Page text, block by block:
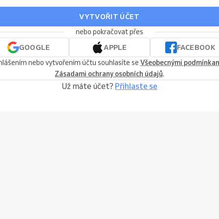
VYTVOŘIT ÚČET
nebo pokračovat přes
GOOGLE
APPLE
FACEBOOK
nebo vytvořením účtu souhlasíte se Všeobecnými
Zásadami ochrany osobních údajů.
Už máte účet? Přihlaste se